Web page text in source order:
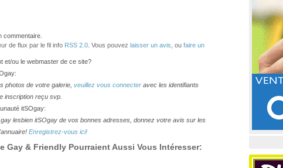
commentaire.
de flux par le fil info RSS 2.0 . Vous pouvez laisser un avis , ou faire un
et/ou le webmaster de ce site?
photos de votre galerie, veuillez vous connecter avec les identifiants
inscription reçu svp.
itSOgay:
lesbien itSOgay de vos bonnes adresses, donnez votre avis sur les
Enregistrez-vous ici!
Gay & Friendly Pourraient Aussi Vous Intéresser: